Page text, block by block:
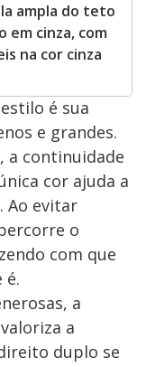
ampla do teto
em cinza, com
na cor cinza
é sua
e grandes.
a continuidade
cor ajuda a
Ao evitar
o
com que
é.
a
a
duplo se